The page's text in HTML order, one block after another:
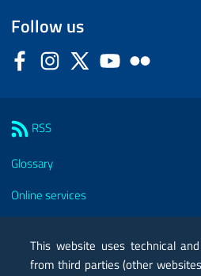
Follow us
FacebookInstagram
Twitter YouTube
RSS
Glossary
Online services
Certified mail PEC
This website uses technical
from third parties (other